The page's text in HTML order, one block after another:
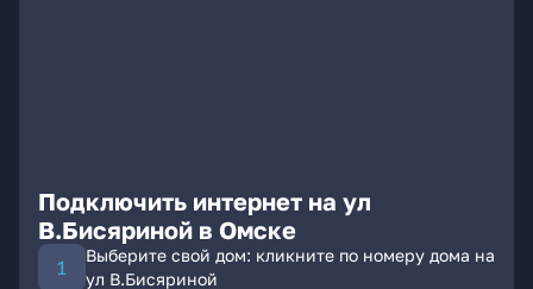
Подключить интернет на ул
В.Бисяриной в Омске
Выберите свой дом: кликните по номеру дома на
ул В.Бисяриной